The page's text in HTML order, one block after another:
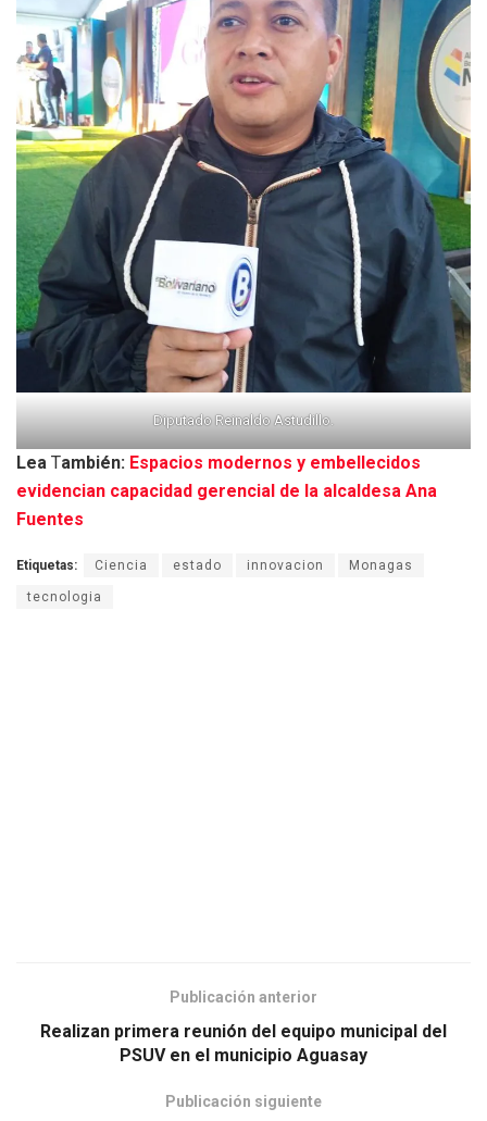
Diputado Reinaldo Astudillo.
Lea También: Espacios modernos y embellecidos
evidencian capacidad gerencial de la alcaldesa Ana
Fuentes
Etiquetas: Ciencia estado innovacion Monagas
tecnologia
Publicación anterior
Realizan primera reunión del equipo municipal del
PSUV en el municipio Aguasay
Publicación siguiente